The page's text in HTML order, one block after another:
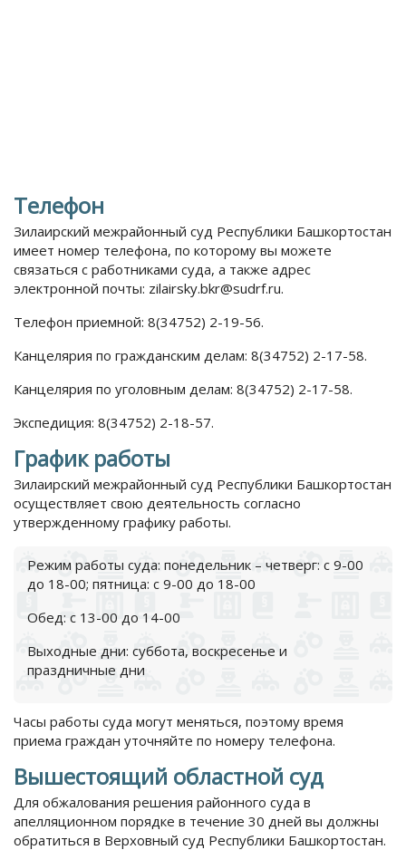
Телефон
Зилаирский межрайонный суд Республики Башкортостан
имеет номер телефона, по которому вы можете
связаться с работниками суда, а также адрес
электронной почты: zilairsky.bkr@sudrf.ru.
Телефон приемной: 8(34752) 2-19-56.
Канцелярия по гражданским делам: 8(34752) 2-17-58.
Канцелярия по уголовным делам: 8(34752) 2-17-58.
Экспедиция: 8(34752) 2-18-57.
График работы
Зилаирский межрайонный суд Республики Башкортостан
осуществляет свою деятельность согласно
утвержденному графику работы.
Режим работы суда: понедельник – четверг: с 9-00
до 18-00; пятница: с 9-00 до 18-00
Обед: с 13-00 до 14-00
Выходные дни: суббота, воскресенье и
праздничные дни
Часы работы суда могут меняться, поэтому время
приема граждан уточняйте по номеру телефона.
Вышестоящий областной суд
Для обжалования решения районного суда в
апелляционном порядке в течение 30 дней вы должны
обратиться в Верховный суд Республики Башкортостан.